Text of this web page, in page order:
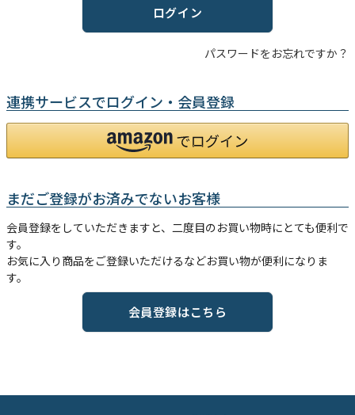
ログイン
パスワードをお忘れですか？
連携サービスでログイン・会員登録
まだご登録がお済みでないお客様
会員登録をしていただきますと、二度目のお買い物時にとても便利で
す。
お気に入り商品をご登録いただけるなどお買い物が便利になりま
す。
会員登録はこちら